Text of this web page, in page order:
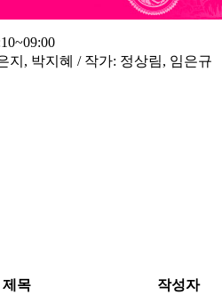
지, 박지혜 / 작가: 정상림, 임은규
제목
작성자